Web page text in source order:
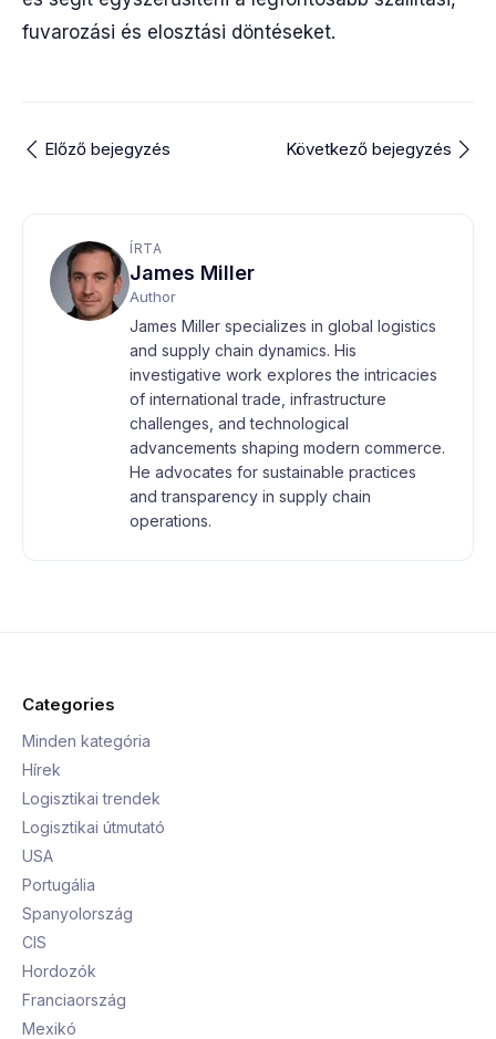
fuvarozási és elosztási döntéseket.
Előző bejegyzés Következő bejegyzés
ÍRTA
James Miller
Author
James Miller specializes in global logistics
and supply chain dynamics. His
investigative work explores the intricacies
of international trade, infrastructure
challenges, and technological
advancements shaping modern commerce.
He advocates for sustainable practices
and transparency in supply chain
operations.
Categories
Minden kategória
Hírek
Logisztikai trendek
Logisztikai útmutató
USA
Portugália
Spanyolország
CIS
Hordozók
Franciaország
Mexikó